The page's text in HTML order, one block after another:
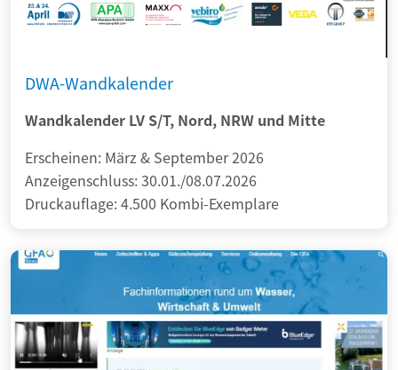
DWA-Wandkalender
Wandkalender LV S/T, Nord, NRW und Mitte
Erscheinen: März & September 2026
Anzeigenschluss: 30.01./08.07.2026
Druckauflage: 4.500 Kombi-Exemplare